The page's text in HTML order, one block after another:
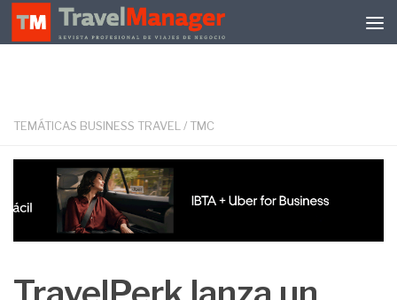
Debajo del contenido
TEMÁTICAS BUSINESS TRAVEL / TMC